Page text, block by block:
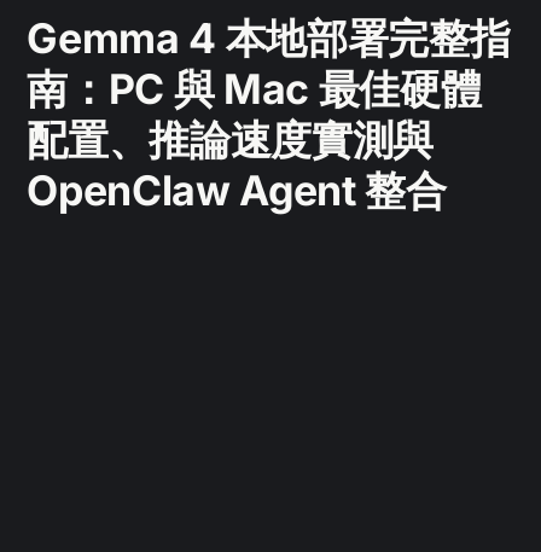
Gemma 4 本地部署完整指
南：PC 與 Mac 最佳硬體
配置、推論速度實測與
OpenClaw Agent 整合